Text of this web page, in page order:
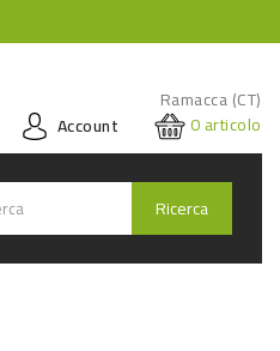
Ramacca (CT)
Account
0articolo
Ricerca